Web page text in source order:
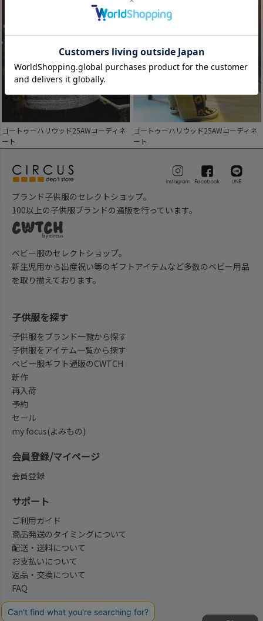
ゴートゥーハリウッド25AWコーディネ
ート
ゴートゥーハリウッド25AWコーディネ
ート
ブランド子供服のセレクトショップ。
100以上の子供服ブランドの通販を行っています。
ベビー服のセレクトショップ。
新生児用から出産祝い等のギフトアイテムなど多数のベビー用品
を取り揃えております。
会社概要/お問合せ先
子供服を探す
子供服をブランド一覧から探す
子供服をアイテム一覧から探す
ベビー服ギフト通販のCWTCH
新作
再入荷
予約
セール
my focus(よみもの)
会員登録/マイページ
会員登録
サポート
ご利用ガイド
商品発送のタイミングについて
配送・送料について
お支払いについて
返品・交換について
FAQ